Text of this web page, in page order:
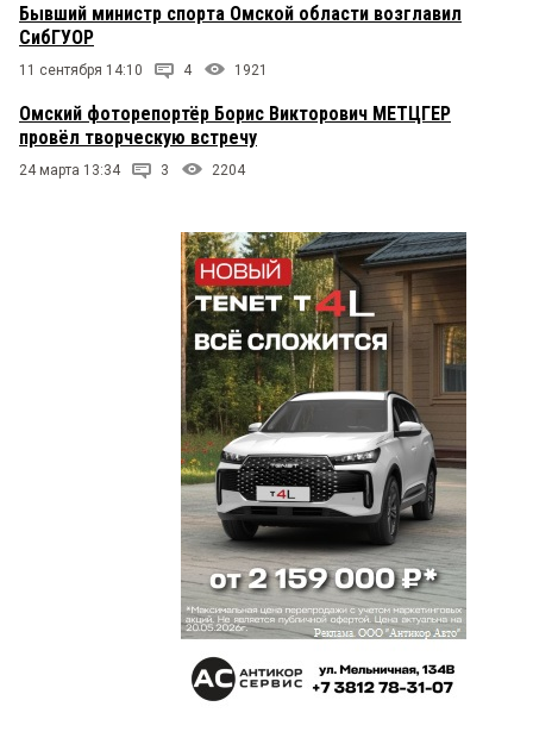
Бывший министр спорта Омской области возглавил
СибГУОР
11 сентября 14:10 4 1921
Омский фоторепортёр Борис Викторович МЕТЦГЕР
провёл творческую встречу
24 марта 13:34 3 2204